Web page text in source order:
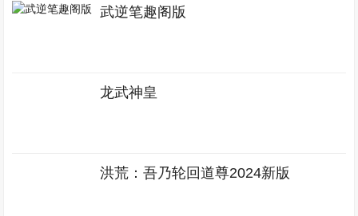
武逆笔趣阁版
龙武神皇
洪荒：吾乃轮回道尊2024新版